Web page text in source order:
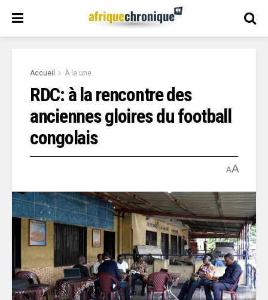
Accueil À la une
RDC: à la rencontre des
anciennes gloires du football
congolais
AA